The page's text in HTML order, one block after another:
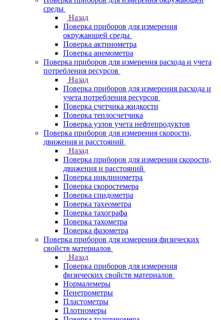
среды
Назад
Поверка приборов для измерения
окружающей среды
Поверка актинометра
Поверка анемометра
Поверка приборов для измерения расхода и учета
потребления ресурсов
Назад
Поверка приборов для измерения расхода и
учета потребления ресурсов
Поверка счетчика жидкости
Поверка теплосчетчика
Поверка узлов учета нефтепродуктов
Поверка приборов для измерения скорости,
движения и расстояний
Назад
Поверка приборов для измерения скорости,
движения и расстояний
Поверка инклинометра
Поверка скоростемера
Поверка спидометра
Поверка тахеометра
Поверка тахографа
Поверка тахометра
Поверка фазометра
Поверка приборов для измерения физических
свойств материалов
Назад
Поверка приборов для измерения
физических свойств материалов
Нормалемеры
Пенетрометры
Пластометры
Плотномеры